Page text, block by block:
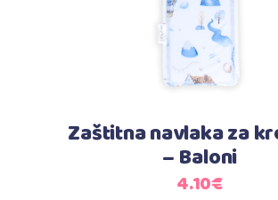
Zaštitna navlaka za
– Baloni
4.10€